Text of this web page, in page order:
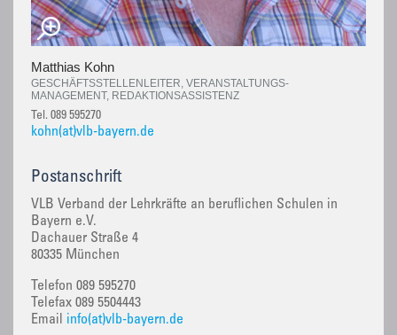
Matthias Kohn
GESCHÄFTSSTELLENLEITER, VERANSTALTUNGS-
MANAGEMENT, REDAKTIONSASSISTENZ
Tel. 089 595270
kohn(at)vlb-bayern.de
Postanschrift
VLB Verband der Lehrkräfte an beruflichen Schulen in
Bayern e.V.
Dachauer Straße 4
80335 München
Telefon 089 595270
Telefax 089 5504443
Email info(at)vlb-bayern.de